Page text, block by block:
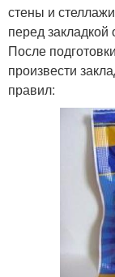
стены и
перед
После
произвести
правил: